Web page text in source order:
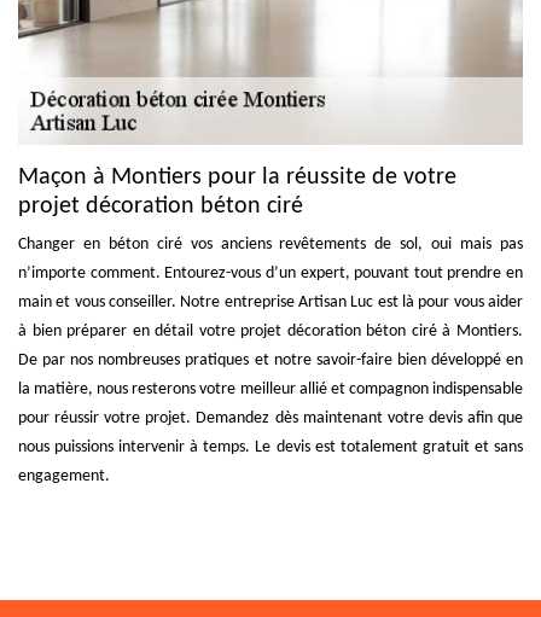
Maçon à Montiers pour la réussite de votre
projet décoration béton ciré
Changer en béton ciré vos anciens revêtements de sol, oui mais pas
n’importe comment. Entourez-vous d’un expert, pouvant tout prendre en
main et vous conseiller. Notre entreprise Artisan Luc est là pour vous aider
à bien préparer en détail votre projet décoration béton ciré à Montiers.
De par nos nombreuses pratiques et notre savoir-faire bien développé en
la matière, nous resterons votre meilleur allié et compagnon indispensable
pour réussir votre projet. Demandez dès maintenant votre devis afin que
nous puissions intervenir à temps. Le devis est totalement gratuit et sans
engagement.